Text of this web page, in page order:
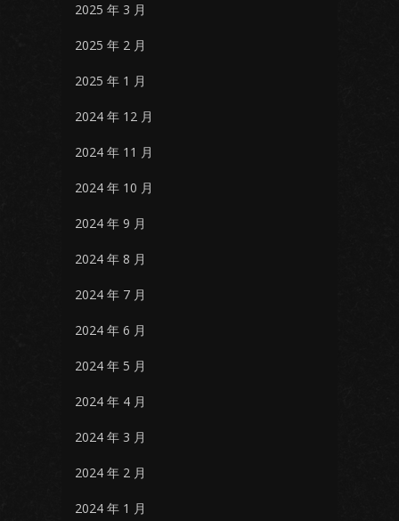
2025 年 3 月
2025 年 2 月
2025 年 1 月
2024 年 12 月
2024 年 11 月
2024 年 10 月
2024 年 9 月
2024 年 8 月
2024 年 7 月
2024 年 6 月
2024 年 5 月
2024 年 4 月
2024 年 3 月
2024 年 2 月
2024 年 1 月